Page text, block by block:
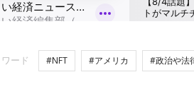
ード #NFT #アメリカ #政治や法